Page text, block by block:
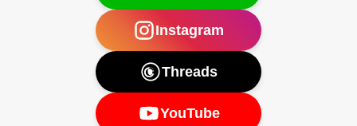
Instagram
Threads
YouTube